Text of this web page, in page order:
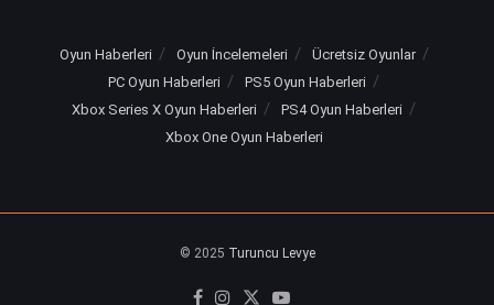
Oyun Haberleri Oyun İncelemeleri
Ücretsiz Oyunlar
PC Oyun Haberleri
PS5 Oyun Haberleri
Xbox Series X Oyun Haberleri
PS4 Oyun Haberleri
Xbox One Oyun Haberleri
© 2025 Turuncu Levye